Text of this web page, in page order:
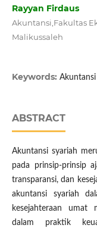
Rayyan Firdaus
Akuntansi,Fakultas
Malikussaleh
Keywords: Akuntansi
ABSTRACT
Akuntansi syariah
pada prinsip-prinsip
transparansi, dan
akuntansi syariah
kesejahteraan umat
dalam praktik